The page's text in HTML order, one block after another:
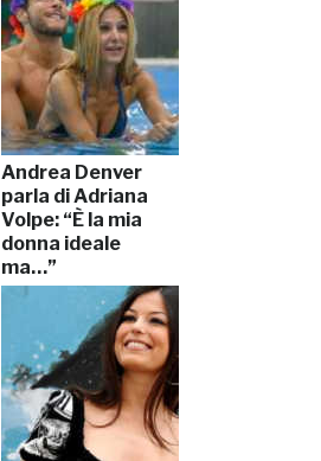
Andrea Denver
parla di Adriana
Volpe: “È la mia
donna ideale
ma…”